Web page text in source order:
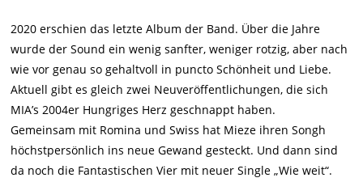
2020 erschien das letzte Album der Band. Über die Jahre
wurde der Sound ein wenig sanfter, weniger rotzig, aber nach
wie vor genau so gehaltvoll in puncto Schönheit und Liebe.
Aktuell gibt es gleich zwei Neuveröffentlichungen, die sich
MIA’s 2004er Hungriges Herz geschnappt haben.
Gemeinsam mit Romina und Swiss hat Mieze ihren Songh
höchstpersönlich ins neue Gewand gesteckt. Und dann sind
da noch die Fantastischen Vier mit neuer Single „Wie weit“.